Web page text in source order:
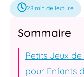
28 min de lecture
Sommaire
Petits Jeux
pour Enfants